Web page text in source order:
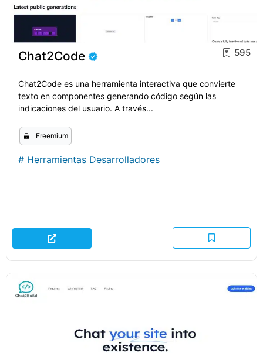
Chat2Code 595
Chat2Code es una herramienta interactiva que convierte
texto en componentes generando código según las
indicaciones del usuario. A través...
Freemium
# Herramientas Desarrolladores